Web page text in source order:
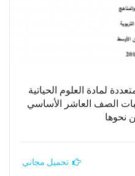
لمادة العلوم الحياتية
الصف العاشر الأساسي
نحوها
تحميل مجاني